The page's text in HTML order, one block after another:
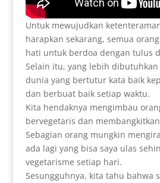
Untuk mewujudkan
harapkan sekarang, semua
hati untuk berdoa dengan tulus
Selain itu, yang lebih
dunia yang bertutur kata baik
dan berbuat baik setiap waktu.
Kita hendaknya mengimbau
bervegetaris dan
Sebagian orang mungkin
ada lagi yang bisa saya ulas
vegetarisme setiap hari.
Sesungguhnya, kita tahu bahwa